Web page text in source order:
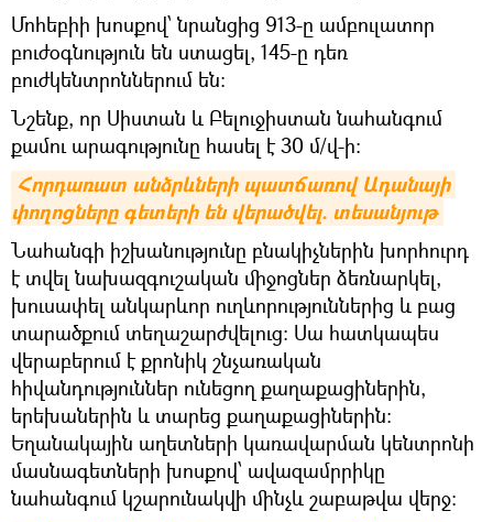
Մոհեբիի խոսքով՝ նրանցից 913-ը ամբուլատոր
բուժօգնություն են ստացել, 145-ը դեռ
բուժկենտրոններում են:
Նշենք, որ Սիստան և Բելուջիստան նահանգում
քամու արագությունը հասել է 30 մ/վ-ի։
Հորդառատ անձրևների պատճառով Ադանայի
փողոցները գետերի են վերածվել. տեսանյութ
Նահանգի իշխանությունը բնակիչներին խորհուրդ
է տվել նախազգուշական միջոցներ ձեռնարկել,
խուսափել անկարևոր ուղևորություններից և բաց
տարածքում տեղաշարժվելուց: Սա հատկապես
վերաբերում է քրոնիկ շնչառական
հիվանդություններ ունեցող քաղաքացիներին,
երեխաներին և տարեց քաղաքացիներին:
Եղանակային աղետների կառավարման կենտրոնի
մասնագետների խոսքով՝ ավազամրրիկը
նահանգում կշարունակվի մինչև շաբաթվա վերջ: